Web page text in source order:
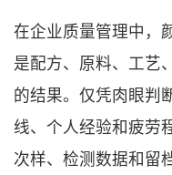
在企业质量管理中，
是配方、原料、工艺
的结果。仅凭肉眼判
线、个人经验和疲劳
次样、检测数据和留